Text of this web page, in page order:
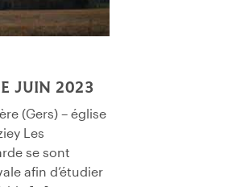
JUIN 2023
(Gers) – église
Les
se sont
afin d’étudier